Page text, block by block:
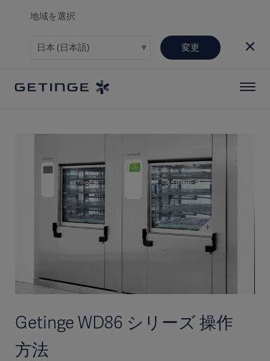
地域を選択
変更
Getinge WD86 シリーズ 操作
方法